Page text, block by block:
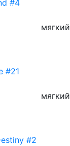
мягкий
мягкий